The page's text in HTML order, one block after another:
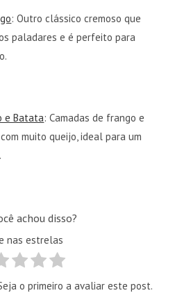
: Outro clássico cremoso que
paladares e é perfeito para
e Batata: Camadas de frango e
muito queijo, ideal para um
achou disso?
nas estrelas
o primeiro a avaliar este post.